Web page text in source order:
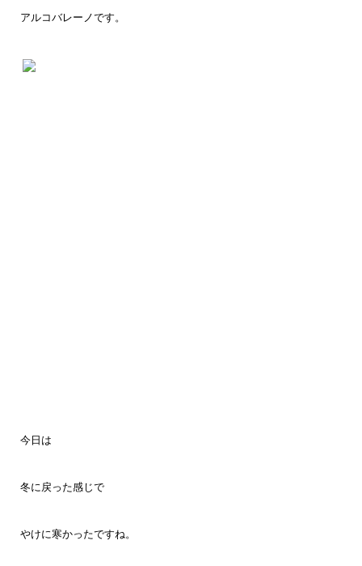
アルコバレーノです。
今日は
冬に戻った感じで
やけに寒かったですね。